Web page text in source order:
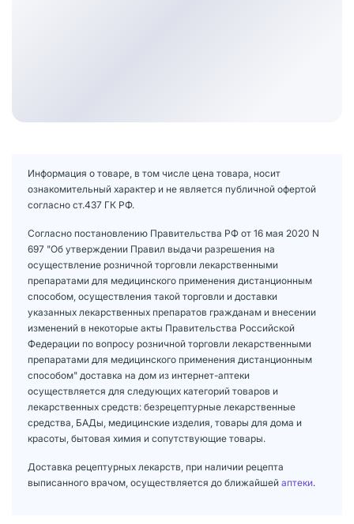
Информация о товаре, в том числе цена товара, носит
ознакомительный характер и не является публичной офертой
согласно ст.437 ГК РФ.
Согласно постановлению Правительства РФ от 16 мая 2020 N
697 "Об утверждении Правил выдачи разрешения на
осуществление розничной торговли лекарственными
препаратами для медицинского применения дистанционным
способом, осуществления такой торговли и доставки
указанных лекарственных препаратов гражданам и внесении
изменений в некоторые акты Правительства Российской
Федерации по вопросу розничной торговли лекарственными
препаратами для медицинского применения дистанционным
способом" доставка на дом из интернет-аптеки
осуществляется для следующих категорий товаров и
лекарственных средств: безрецептурные лекарственные
средства, БАДы, медицинские изделия, товары для дома и
красоты, бытовая химия и сопутствующие товары.
Доставка рецептурных лекарств, при наличии рецепта
выписанного врачом, осуществляется до ближайшей аптеки.